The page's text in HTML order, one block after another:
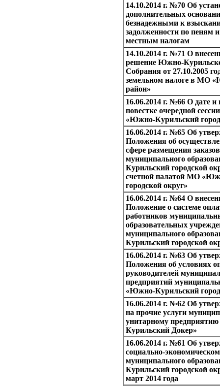
14.10.2014 г. №70 Об
дополнительных
безнадежными к
задолженности по пеням
местным налогам
14.10.2014 г. №71 О
решение Южно-
Собрания от 27.10.2005
земельном налоге в МО
район»
16.06.2014 г. №66 О дате и
повестке очередной
«Южно-Курильский
16.06.2014 г. №65 Об
Положения об
сфере размещения
муниципального
Курильский городской
счетной палатой МО
городской округ»
16.06.2014 г. №64 О
Положение о системе
работников
образовательных
муниципального
Курильский городской
16.06.2014 г. №63 Об
Положения об условиях
руководителей
предприятий
«Южно-Курильский
16.06.2014 г. №62 Об
на прочие услуги
унитарному
Курильский Докер»
16.06.2014 г. №61 Об
социально-
муниципального
Курильский городской
март 2014 года